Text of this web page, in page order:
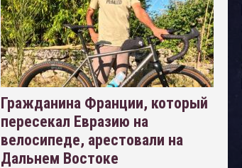
Гражданина Франции, который
пересекал Евразию на
велосипеде, арестовали на
Дальнем Востоке